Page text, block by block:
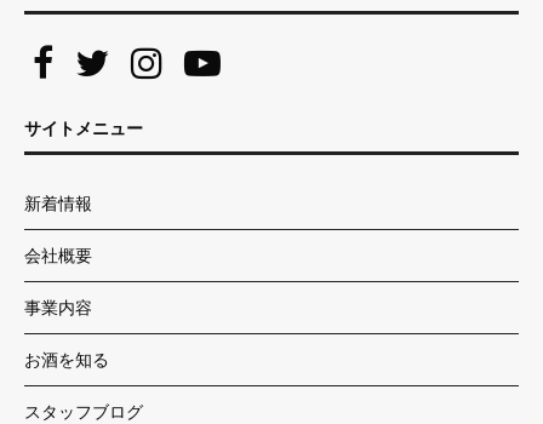
サイトメニュー
新着情報
会社概要
事業内容
お酒を知る
スタッフブログ